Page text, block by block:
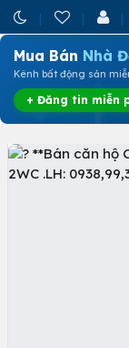
Mua Bán Nhà
Kênh bất động sản
+ Đăng tin miễn